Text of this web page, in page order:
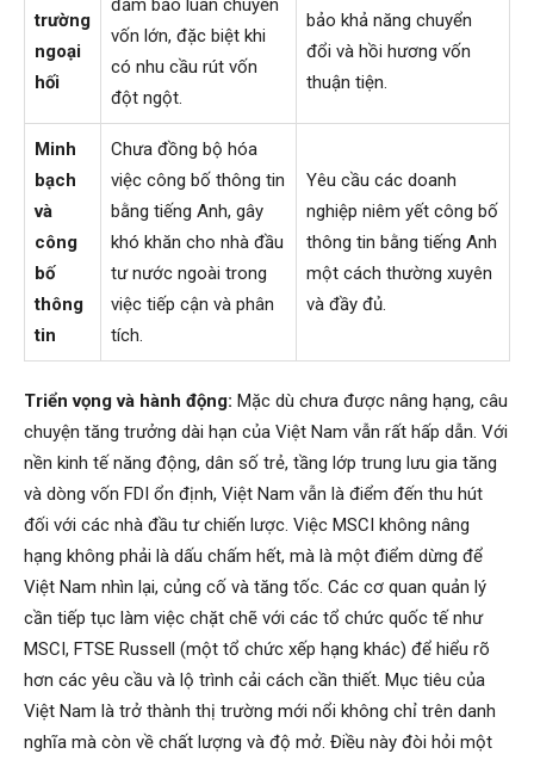
trường
ngoại
hối
đảm bảo luân chuyển
vốn lớn, đặc biệt khi
có nhu cầu rút vốn
đột ngột.
bảo khả năng chuyển
đổi và hồi hương vốn
thuận tiện.
Minh
bạch
và
công
bố
thông
tin
Chưa đồng bộ hóa
việc công bố thông tin
bằng tiếng Anh, gây
khó khăn cho nhà đầu
tư nước ngoài trong
việc tiếp cận và phân
tích.
Yêu cầu các doanh
nghiệp niêm yết công bố
thông tin bằng tiếng Anh
một cách thường xuyên
và đầy đủ.
Triển vọng và hành động: Mặc dù chưa được nâng hạng, câu
chuyện tăng trưởng dài hạn của Việt Nam vẫn rất hấp dẫn. Với
nền kinh tế năng động, dân số trẻ, tầng lớp trung lưu gia tăng
và dòng vốn FDI ổn định, Việt Nam vẫn là điểm đến thu hút
đối với các nhà đầu tư chiến lược. Việc MSCI không nâng
hạng không phải là dấu chấm hết, mà là một điểm dừng để
Việt Nam nhìn lại, củng cố và tăng tốc. Các cơ quan quản lý
cần tiếp tục làm việc chặt chẽ với các tổ chức quốc tế như
MSCI, FTSE Russell (một tổ chức xếp hạng khác) để hiểu rõ
hơn các yêu cầu và lộ trình cải cách cần thiết. Mục tiêu của
Việt Nam là trở thành thị trường mới nổi không chỉ trên danh
nghĩa mà còn về chất lượng và độ mở. Điều này đòi hỏi một